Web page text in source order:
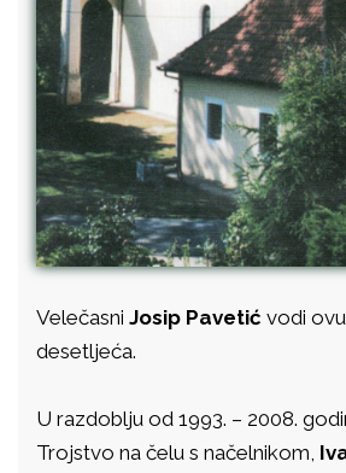
Velečasni Josip Pavetić vodi
desetljeća.
U razdoblju od 1993. – 2008.
Trojstvo na čelu s načelnikom,